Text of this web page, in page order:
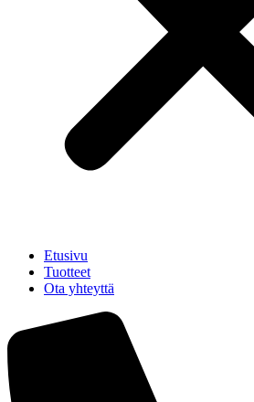
Etusivu
Tuotteet
Ota yhteyttä